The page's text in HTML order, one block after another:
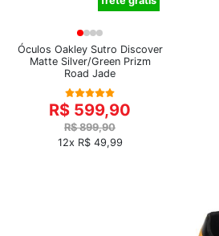
Óculos Oakley Sutro Discover
Matte Silver/Green Prizm
Road Jade
R$ 599,90
R$ 899,90
12x R$ 49,99